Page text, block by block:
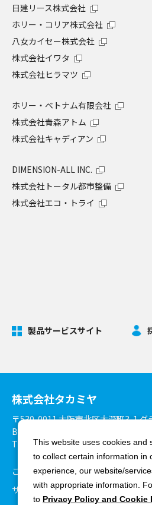
日建リース株式会社
ホリー・コリア株式会社
八女カイセー株式会社
株式会社イワタ
株式会社ヒラマツ
ホリー・ベトナム有限会社
株式会社青森アトム
株式会社キャディアン
DIMENSION-ALL INC.
株式会社トータル都市整備
株式会社エコ・トライ
製品サービスサイト
株式会社タカミヤ
〒530-0011 大阪市北区大深町3-1 グ
B27階
TEL：06-6375-3900 FAX：06-
ご利用環境について
個人情報
サイトマップ
This website uses cookies and
to collect certain information in
experience, our website/
with appropriate information.
to Privacy Policy and Cookie